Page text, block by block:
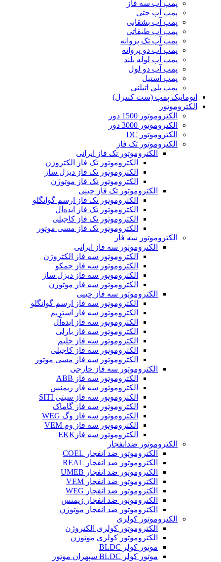
پمپ آب سه فاز
پمپ آب جتی
پمپ آب بشقابی
پمپ آب طبقاتی
پمپ آب تک پروانه
پمپ آب دو پروانه
پمپ آب لوله بلند
پمپ آب دو لول
پمپ استیل
پمپ پلی اتیلنی
اتوماتیک پمپ (ست کنترل)
الکتروموتور
الکتروموتور 1500 دور
الکتروموتور 3000 دور
الکتروموتور DC
الکتروموتور تک فاز
الکتروموتور تک فاز ایرانی
الکتروموتور تک فاز الکتروژن
الکتروموتور تک فاز دیزل ساز
الکتروموتور تک فاز موتوژن
الکتروموتور تک فاز چینی
الکتروموتور تک فاز ارسم گوانگلو
الکتروموتور تک فاز ایده‌آل
الکتروموتور تک فاز کاجیلی
الکتروموتور تک فاز مسی موتور
الکتروموتور سه فاز
الکتروموتور سه فاز ایرانی
الکتروموتور سه فاز الکتروژن
الکتروموتور سه فاز جمکو
الکتروموتور سه فاز دیزل ساز
الکتروموتور سه فاز موتوژن
الکتروموتور سه فاز چینی
الکتروموتور سه فاز ارسم گوانگلو
الکتروموتور سه فاز استریم
الکتروموتور سه فاز ایده‌آل
الکتروموتور سه فاز بارلی
الکتروموتور سه فاز جلیم
الکتروموتور سه فاز کاجیلی
الکتروموتور سه فاز مسی موتور
الکتروموتور سه فاز خارجی
الکتروموتور سه فاز ABB
الکتروموتور سه فاز زیمنس
الکتروموتور سه فاز سیتی SITI
الکتروموتور سه فاز گاماک
الکتروموتور سه فاز وگ WEG
الکتروموتور سه فاز وم VEM
الکتروموتور سه فازEKK
الکتروموتور ضدانفجار
الکتروموتور ضد انفجار COEL
الکتروموتور ضد انفجار REAL
الکتروموتور ضد انفجار UMEB
الکتروموتور ضد انفجار VEM
الکتروموتور ضد انفجار WEG
الکتروموتور ضد انفجار زیمنس
الکتروموتور ضد انفجار موتوژن
الکتروموتور کولری
الکتروموتور کولری الکتروژن
الکتروموتور کولری موتوژن
موتور کولر BLDC
موتور کولر BLDC سپهران موتور